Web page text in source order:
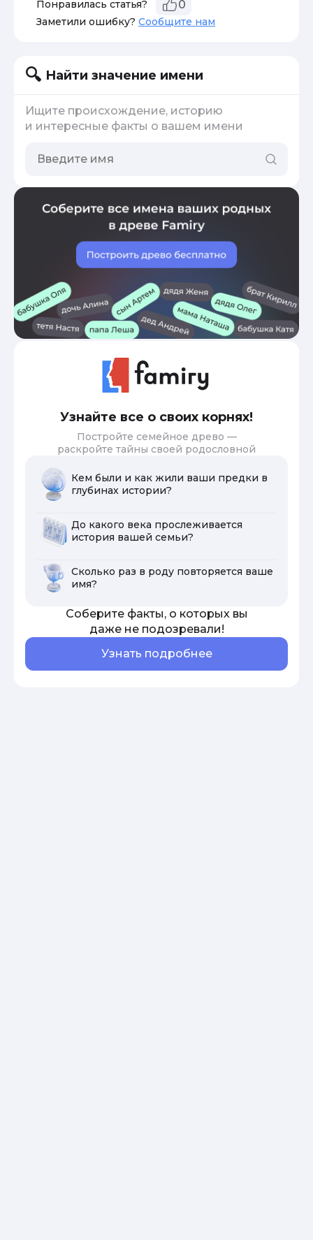
Понравилась статья? 0
Заметили ошибку? Сообщите нам
Найти значение имени
Ищите происхождение, историю
и интересные факты о вашем имени
Узнайте все о своих корнях!
Постройте семейное древо —
раскройте тайны своей родословной
Кем были и как жили ваши предки в
глубинах истории?
До какого века прослеживается
история вашей семьи?
Сколько раз в роду повторяется ваше
имя?
Соберите факты, о которых вы
даже не подозревали!
Узнать подробнее